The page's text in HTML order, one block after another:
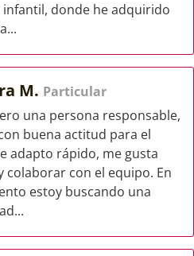
infantil, donde he adquirido
M. Particular
una persona responsable,
buena actitud para el
adapto rápido, me gusta
colaborar con el equipo. En
estoy buscando una